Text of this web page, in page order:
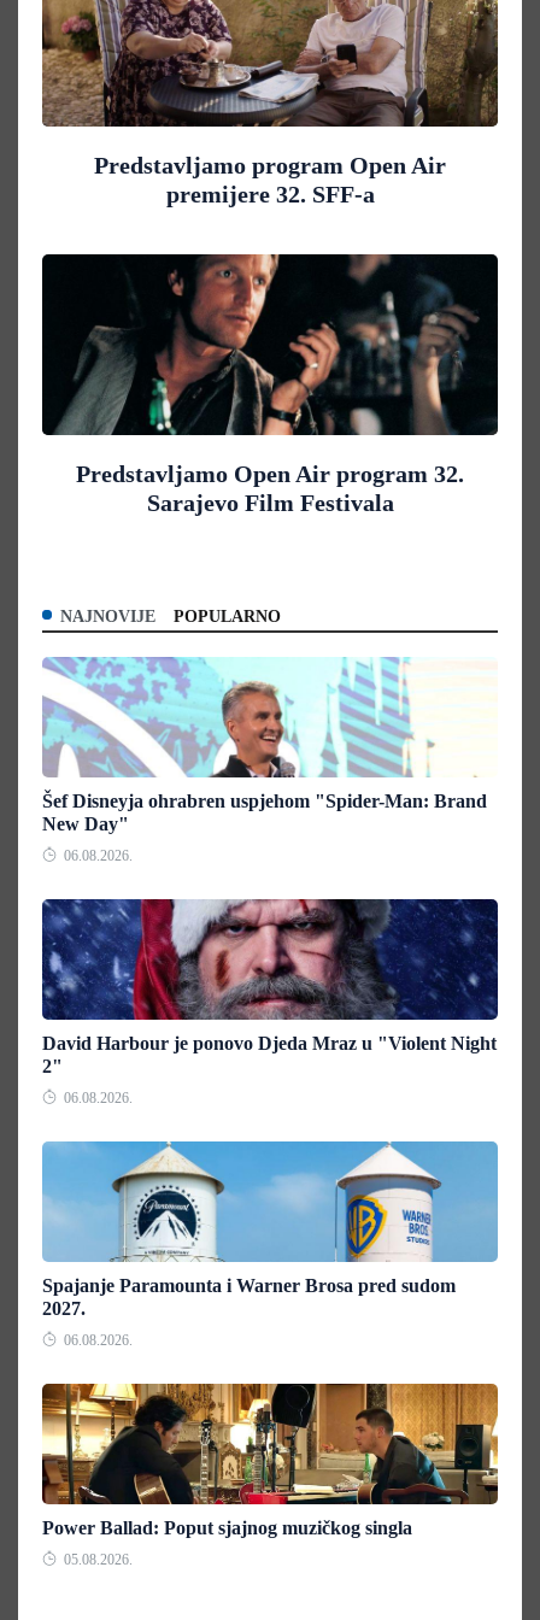
Predstavljamo program Open Air
premijere 32. SFF-a
Predstavljamo Open Air program 32.
Sarajevo Film Festivala
NAJNOVIJE POPULARNO
Šef Disneyja ohrabren uspjehom "Spider-Man: Brand
New Day"
06.08.2026.
David Harbour je ponovo Djeda Mraz u "Violent Night
2"
06.08.2026.
Spajanje Paramounta i Warner Brosa pred sudom
2027.
06.08.2026.
Power Ballad: Poput sjajnog muzičkog singla
05.08.2026.